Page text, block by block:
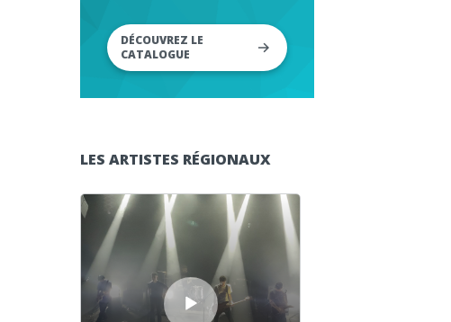
DÉCOUVREZ LE
CATALOGUE
LES ARTISTES RÉGIONAUX
Lecteur audio